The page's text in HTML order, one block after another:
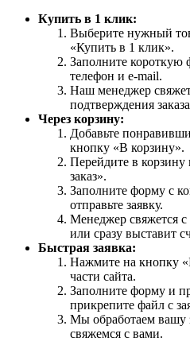
Купить в 1 клик:
Выберите нужный
«Купить в 1 клик».
Заполните короткую
телефон и e-mail.
Наш менеджер
подтверждения
Через корзину:
Добавьте
кнопку «В корзину».
Перейдите в
заказ».
Заполните форму с
отправьте заявку.
Менеджер свяжется с
или сразу выставит
Быстрая заявка:
Нажмите на кнопку
части сайта.
Заполните форму и
прикрепите файл с
Мы обработаем вашу
свяжемся с вами.